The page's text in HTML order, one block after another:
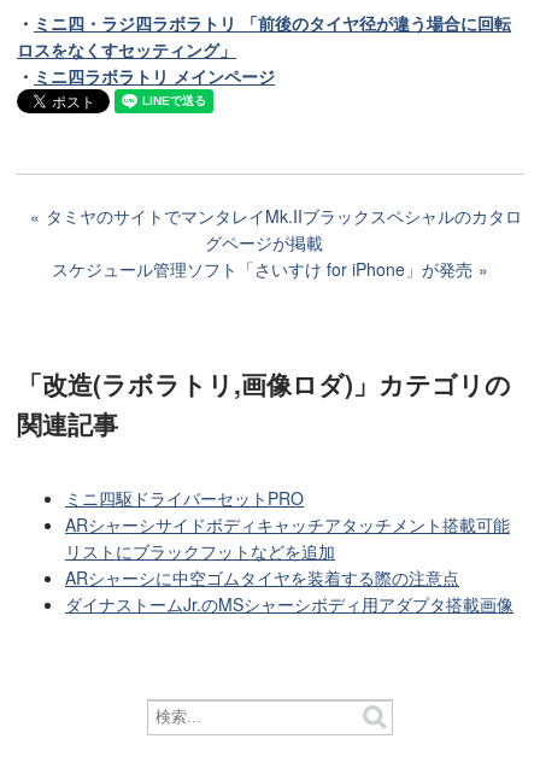
・ ミニ四・ラジ四ラボラトリ 「前後のタイヤ径が違う場合に回転
ロスをなくすセッティング」
・ ミニ四ラボラトリ メインページ
タミヤのサイトでマンタレイMk.IIブラックスペシャルのカタロ
グページが掲載
スケジュール管理ソフト「さいすけ for iPhone」が発売
「改造(ラボラトリ,画像ロダ)」カテゴリの
関連記事
ミニ四駆ドライバーセットPRO
ARシャーシサイドボディキャッチアタッチメント搭載可能
リストにブラックフットなどを追加
ARシャーシに中空ゴムタイヤを装着する際の注意点
ダイナストームJr.のMSシャーシボディ用アダプタ搭載画像